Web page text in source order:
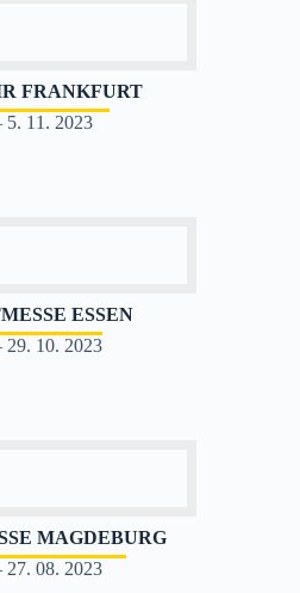
FRANKFURT
5. 11. 2023
ESSEN
29. 10. 2023
MAGDEBURG
27. 08. 2023